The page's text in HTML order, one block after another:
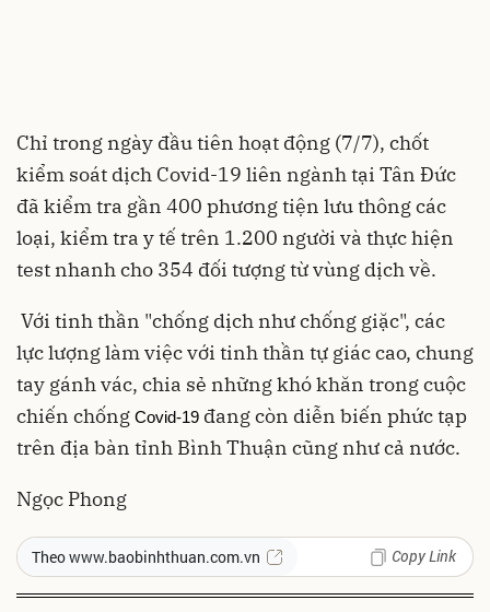
Chỉ trong ngày đầu tiên hoạt động (7/7), chốt
kiểm soát dịch Covid-19 liên ngành tại Tân Đức
đã kiểm tra gần 400 phương tiện lưu thông các
loại, kiểm tra y tế trên 1.200 người và thực hiện
test nhanh cho 354 đối tượng từ vùng dịch về.
Với tinh thần "chống dịch như chống giặc", các
lực lượng làm việc với tinh thần tự giác cao, chung
tay gánh vác, chia sẻ những khó khăn trong cuộc
chiến chống Covid-19 đang còn diễn biến phức tạp
trên địa bàn tỉnh Bình Thuận cũng như cả nước.
Ngọc Phong
Theo www.baobinhthuan.com.vn Copy Link